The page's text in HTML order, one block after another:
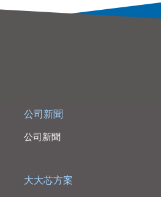
公司新聞
公司新聞
大大芯方案